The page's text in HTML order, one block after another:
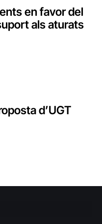
en favor del
als aturats
d’UGT